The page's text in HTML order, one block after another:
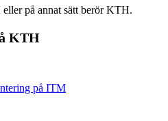
på annat sätt berör KTH.
KTH
på ITM